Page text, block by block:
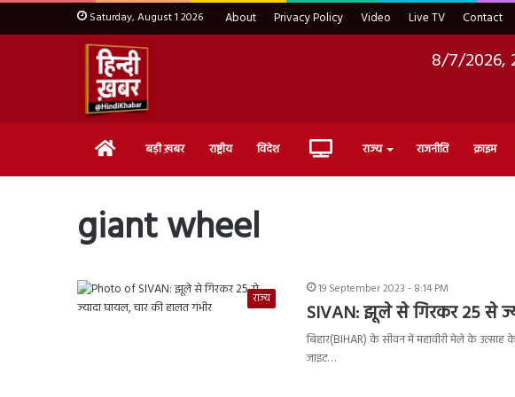
Saturday, August 1 2026 About Privacy Policy Video Live TV Contact
8/7/2026,
Home बड़ी ख़बर राष्ट्रीय विदेश Live राज्य राजनीति क्राइम
giant wheel
राज्य
19 September 2023 - 8:14 PM
SIVAN: झूले से गिरकर 25 से
बिहार(BIHAR) के सीवन में महावीरी मेले के
जाइंट…